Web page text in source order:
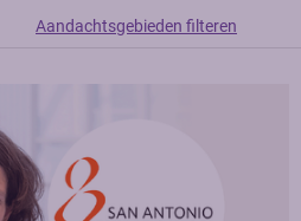
Aandachtsgebieden filteren